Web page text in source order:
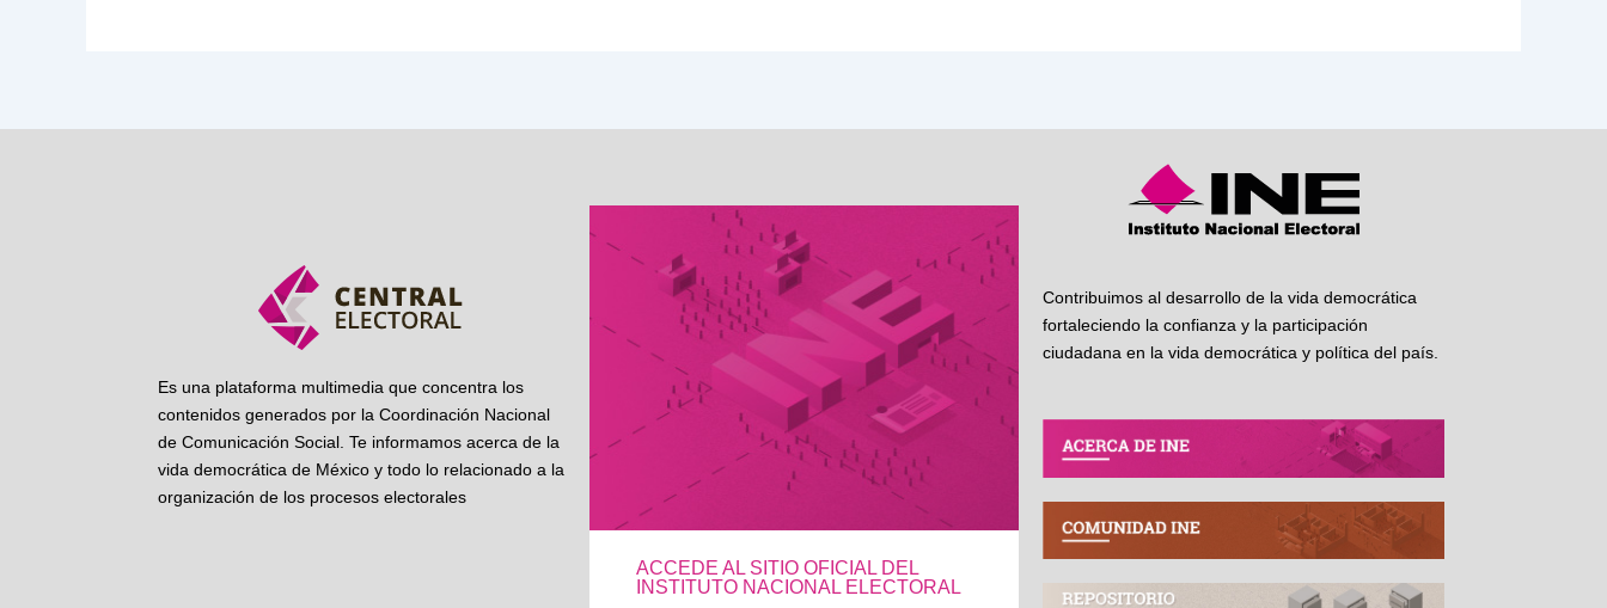
Es una plataforma multimedia que concentra los
contenidos generados por la Coordinación Nacional
de Comunicación Social. Te informamos acerca de la
vida democrática de México y todo lo relacionado a la
organización de los procesos electorales
ACCEDE AL SITIO OFICIAL DEL
INSTITUTO NACIONAL ELECTORAL
Contribuimos al desarrollo de la vida democrática
fortaleciendo la confianza y la participación
ciudadana en la vida democrática y política del país.